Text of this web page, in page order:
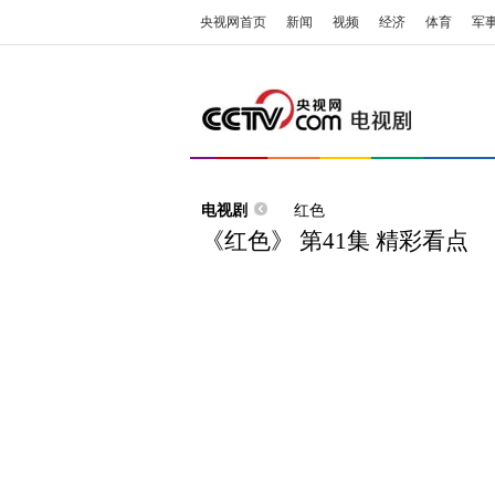
央视网首页 新闻 视频 经济 体育 军
电视剧 红色
《红色》 第41集 精彩看点